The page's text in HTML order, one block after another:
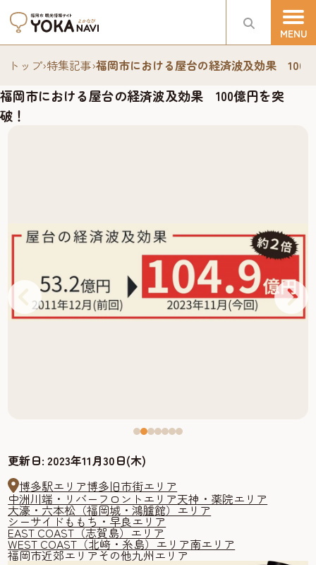
トップ›特集記事›福岡市における屋台の経済波及効果 100
福岡市における屋台の経済波及効果 100億円を突
破！
更新日:2023年11月30日(木)
博多駅エリア博多旧市街エリア
中洲川端・リバーフロントエリア天神・薬院エリア
大濠・六本松（福岡城・鴻臚館）エリア
シーサイドももち・早良エリア
EAST COAST（志賀島）エリア
WEST COAST（北﨑・糸島）エリア南エリア
福岡市近郊エリアその他九州エリア